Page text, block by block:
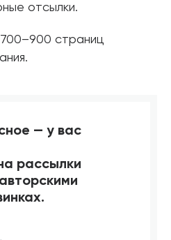
отсылки.
страниц
— у вас
рассылки